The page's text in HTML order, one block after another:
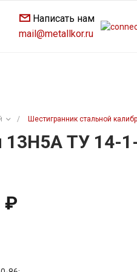
Написать нам
mail@metallkor.ru
/ Шестигранник стальной
ТУ 14-
₽